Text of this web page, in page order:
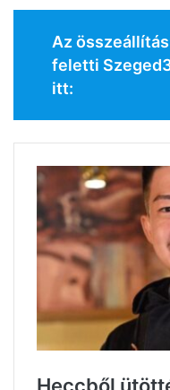
Az
feletti
itt: